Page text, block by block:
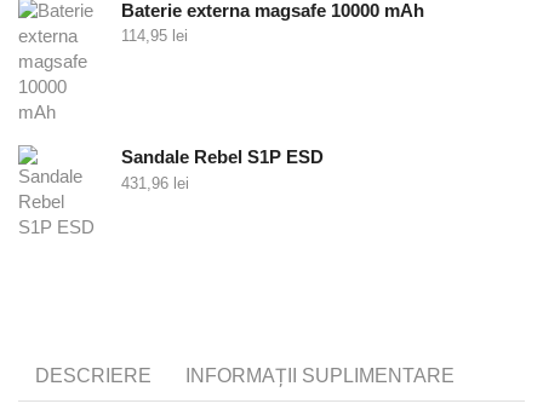
Baterie externa magsafe 10000 mAh
114,95 lei
Sandale Rebel S1P ESD
431,96 lei
Oferte personalizate si consultanta! Contacteaza-ne si
DESCRIERE INFORMAȚII SUPLIMENTARE